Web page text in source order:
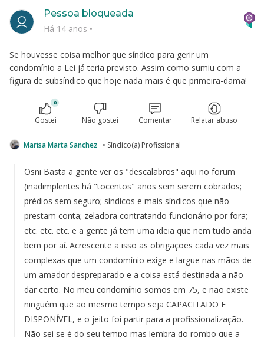
Se houvesse coisa melhor que síndico para gerir um
condomínio a Lei já teria previsto. Assim como sumiu com a
figura de subsíndico que hoje nada mais é que primeira-dama!
Pessoa bloqueada
Há 14 anos •
0
Gostei Não gostei Comentar Relatar abuso
Marisa Marta Sanchez • Síndico(a) Profissional
Osni Basta a gente ver os "descalabros" aqui no forum
(inadimplentes há "tocentos" anos sem serem cobrados;
prédios sem seguro; síndicos e mais síndicos que não
prestam conta; zeladora contratando funcionário por fora;
etc. etc. etc. e a gente já tem uma ideia que nem tudo anda
bem por aí. Acrescente a isso as obrigações cada vez mais
complexas que um condomínio exige e largue nas mãos de
um amador despreparado e a coisa está destinada a não
dar certo. No meu condomínio somos em 75, e não existe
ninguém que ao mesmo tempo seja CAPACITADO E
DISPONÍVEL, e o jeito foi partir para a profissionalização.
Não sei se é do seu tempo mas lembra do rombo que a